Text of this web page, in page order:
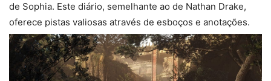
de Sophia. Este diário, semelhante ao de Nathan Drake,
oferece pistas valiosas através de esboços e anotações.